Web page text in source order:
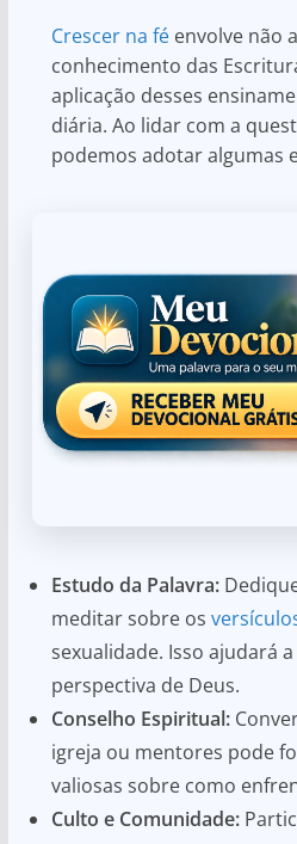
Crescer na féenvolve não
conhecimento das
aplicação desses
diária. Ao lidar com a
podemos adotar algumas
Estudo da Palavra:
meditar sobre os
sexualidade. Isso ajudará
perspectiva de Deus.
Conselho Espiritual:
igreja ou mentores pode
valiosas sobre como
Culto e Comunidade: